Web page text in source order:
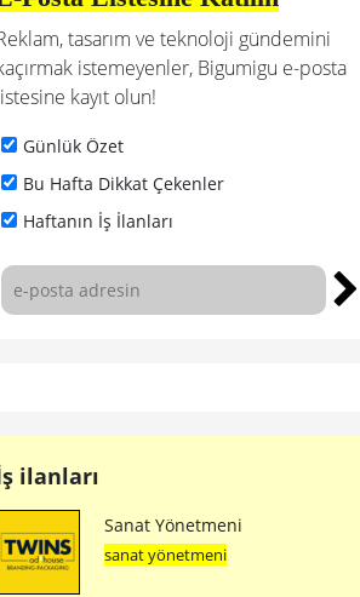
tasarım ve teknoloji gündemini
istemeyenler, Bigumigu e-posta
kayıt olun!
Günlük Özet
Bu Hafta Dikkat Çekenler
Haftanın İş İlanları
ilanları
Sanat Yönetmeni
sanat yönetmeni